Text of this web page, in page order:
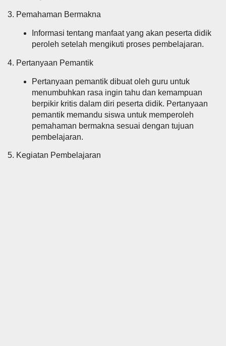
3. Pemahaman Bermakna
Informasi tentang manfaat yang akan peserta didik
peroleh setelah mengikuti proses pembelajaran.
4. Pertanyaan Pemantik
Pertanyaan pemantik dibuat oleh guru untuk
menumbuhkan rasa ingin tahu dan kemampuan
berpikir kritis dalam diri peserta didik. Pertanyaan
pemantik memandu siswa untuk memperoleh
pemahaman bermakna sesuai dengan tujuan
pembelajaran.
5. Kegiatan Pembelajaran